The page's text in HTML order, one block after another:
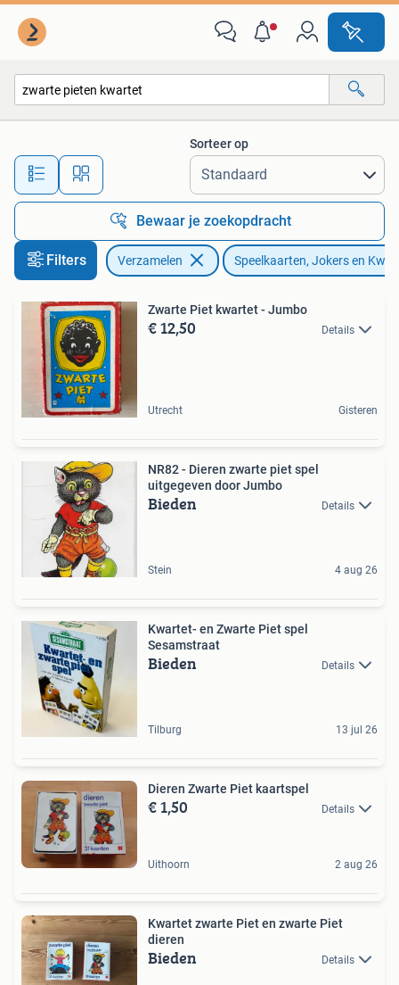
Alle afstanden…
Sorteer op
Bewaar je zoekopdracht
Filters Verzamelen Speelkaarten, Jokers en
Zwarte Piet kwartet - Jumbo
€ 12,50 Details
Utrecht Gisteren
NR82 - Dieren zwarte piet spel
uitgegeven door Jumbo
Bieden Details
Stein 4 aug 26
Kwartet- en Zwarte Piet spel
Sesamstraat
Bieden Details
Tilburg 13 jul 26
Dieren Zwarte Piet kaartspel
€ 1,50 Details
Uithoorn 2 aug 26
Kwartet zwarte Piet en zwarte Piet
dieren
Bieden Details